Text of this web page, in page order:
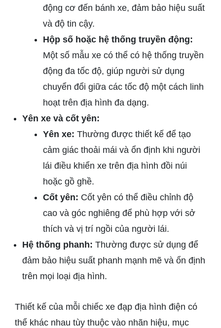
động cơ đến bánh xe, đảm bảo hiệu suất
và độ tin cậy.
Hộp số hoặc hệ thống truyền động:
Một số mẫu xe có thể có hệ thống truyền
động đa tốc độ, giúp người sử dụng
chuyển đổi giữa các tốc độ một cách linh
hoạt trên địa hình đa dạng.
Yên xe và cốt yên:
Yên xe: Thường được thiết kế để tạo
cảm giác thoải mái và ổn định khi người
lái điều khiển xe trên địa hình đồi núi
hoặc gồ ghề.
Cốt yên: Cốt yên có thể điều chỉnh độ
cao và góc nghiêng để phù hợp với sở
thích và vị trí ngồi của người lái.
Hệ thống phanh: Thường được sử dụng để
đảm bảo hiệu suất phanh mạnh mẽ và ổn định
trên mọi loại địa hình.
Thiết kế của mỗi chiếc xe đạp địa hình điện có
thể khác nhau tùy thuộc vào nhãn hiệu, mục